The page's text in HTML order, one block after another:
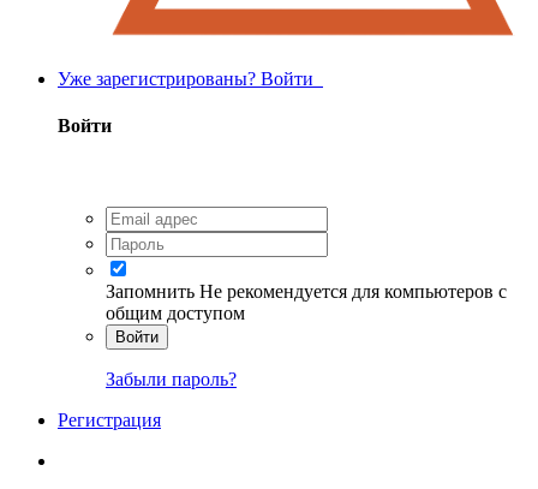
Уже зарегистрированы? Войти
Войти
Запомнить Не рекомендуется для компьютеров с
общим доступом
Войти
Забыли пароль?
Регистрация